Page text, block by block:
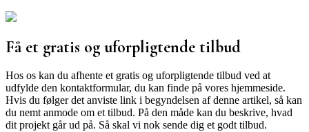
Få et gratis og uforpligtende tilbud
Hos os kan du afhente et gratis og uforpligtende tilbud ved at
udfylde den kontaktformular, du kan finde på vores hjemmeside.
Hvis du følger det anviste link i begyndelsen af denne artikel, så kan
du nemt anmode om et tilbud. På den måde kan du beskrive, hvad
dit projekt går ud på. Så skal vi nok sende dig et godt tilbud.